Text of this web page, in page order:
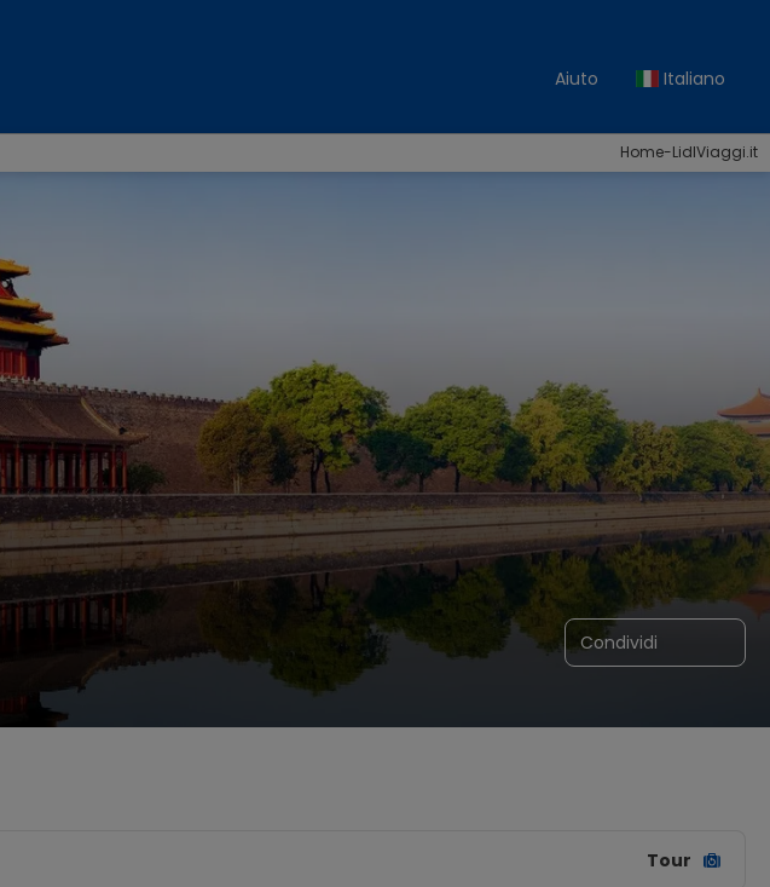
Aiuto Italiano
Home-LidlViaggi.it
Condividi
Tour